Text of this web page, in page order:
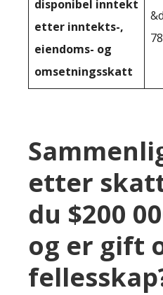
disponibel inntekt
etter inntekts-,
eiendoms- og
omsetningsskatt
etter
du $200
og er gift